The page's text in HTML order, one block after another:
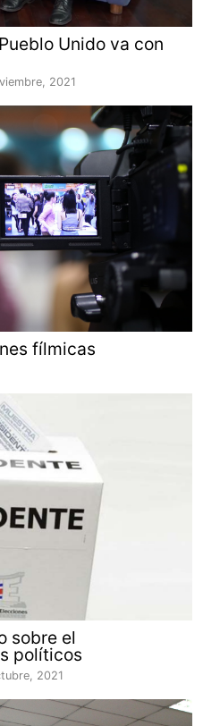
Unido va con
2021
fílmicas
sobre el
políticos
2021